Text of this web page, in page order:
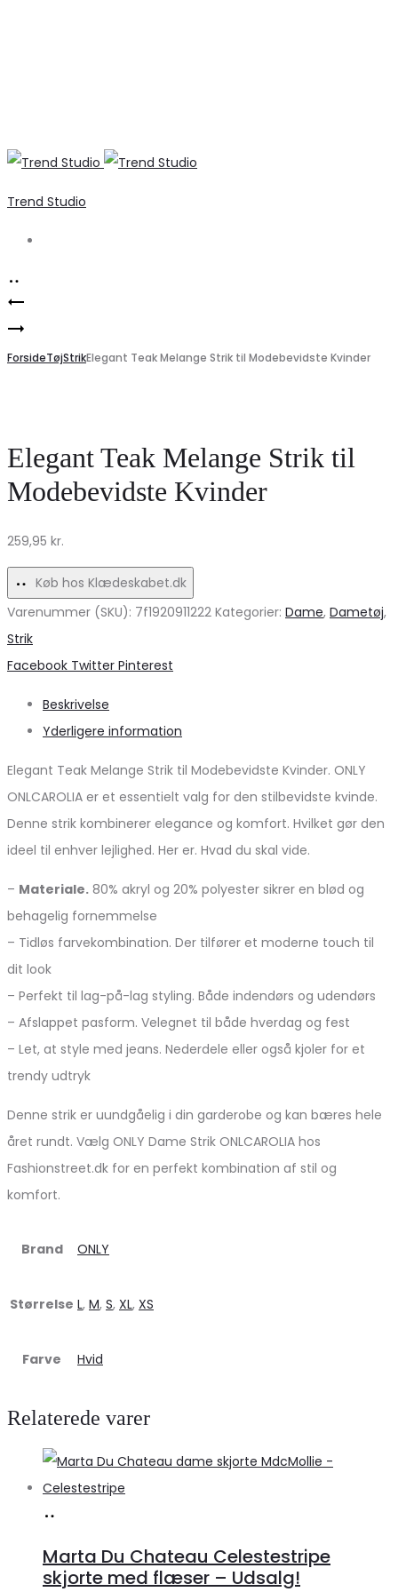
Trend Studio
Product
navigation
Château
Beige/Fango
på
PIECES
dame
Fossil
ForsideTøjStrikElegant Teak Melange Strik til Modebevidste Kvinder
Elegant Teak Melange Strik til
Modebevidste Kvinder
259,95 kr.
Køb hos Klædeskabet.dk
Varenummer (SKU): 7f1920911222 Kategorier: Dame, Dametøj,
Strik
Share
Facebook Twitter Pinterest
Beskrivelse
Yderligere information
Elegant Teak Melange Strik til Modebevidste Kvinder. ONLY
ONLCAROLIA er et essentielt valg for den stilbevidste kvinde.
Denne strik kombinerer elegance og komfort. Hvilket gør den
ideel til enhver lejlighed. Her er. Hvad du skal vide.
– Materiale. 80% akryl og 20% polyester sikrer en blød og
behagelig fornemmelse
– Tidløs farvekombination. Der tilfører et moderne touch til
dit look
– Perfekt til lag-på-lag styling. Både indendørs og udendørs
– Afslappet pasform. Velegnet til både hverdag og fest
– Let, at style med jeans. Nederdele eller også kjoler for et
trendy udtryk
Denne strik er uundgåelig i din garderobe og kan bæres hele
året rundt. Vælg ONLY Dame Strik ONLCAROLIA hos
Fashionstreet.dk for en perfekt kombination af stil og
komfort.
Brand ONLY
Størrelse L, M, S, XL, XS
Farve Hvid
Relaterede varer
Klædeskabet.dk
Marta Du Chateau Celestestripe
skjorte med flæser – Udsalg!